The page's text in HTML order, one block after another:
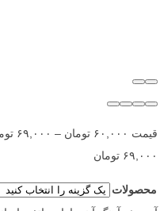
قیمت ۶۰,۰۰۰ تومان – ۶۹,۰۰۰
۶۹,۰۰۰ تومان
محصولات